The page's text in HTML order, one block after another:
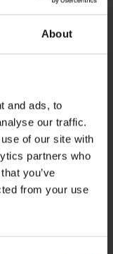
About
and ads, to
our traffic.
of our site with
partners who
you’ve
from your use
til at modtage